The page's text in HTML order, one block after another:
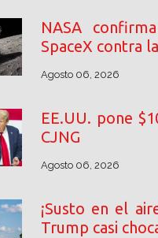
NASA
SpaceX contra
Agosto 06, 2026
EE.UU. pone
CJNG
Agosto 06, 2026
¡Susto en el
Trump casi